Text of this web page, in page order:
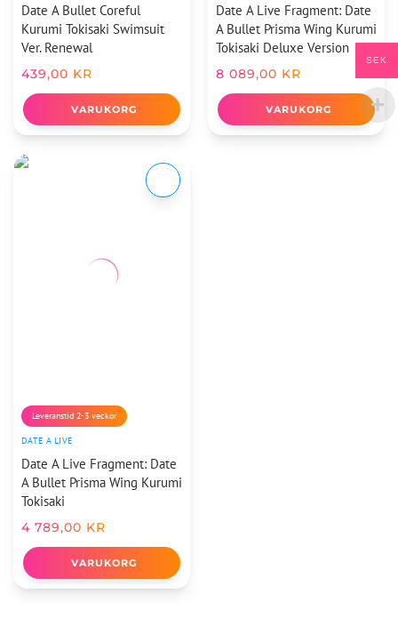
Date A Bullet Coreful
Kurumi Tokisaki Swimsuit
Ver. Renewal
439,00 KR
VARUKORG
Date A Live Fragment: Date
A Bullet Prisma Wing Kurumi
Tokisaki Deluxe Version
8 089,00 KR
VARUKORG
Leveranstid 2-3 veckor
DATE A LIVE
Date A Live Fragment: Date
A Bullet Prisma Wing Kurumi
Tokisaki
4 789,00 KR
VARUKORG
SEK